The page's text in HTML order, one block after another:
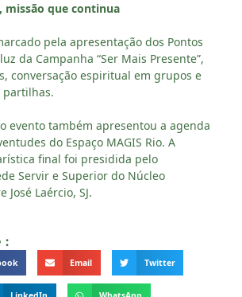
missão que continua
pela apresentação dos Pontos
da Campanha “Ser Mais Presente”,
conversação espiritual em grupos e
partilhas.
evento também apresentou a agenda
do Espaço MAGIS Rio. A
final foi presidida pelo
Servir e Superior do Núcleo
José Laércio, SJ.
:
Email Twitter